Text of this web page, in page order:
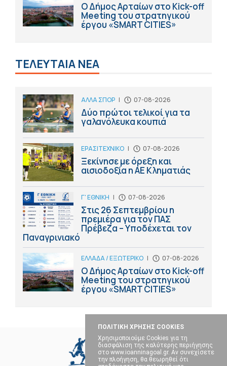
ΠΟΛΙΤΙΚΗ ΧΡΗΣΗΣ COOKIES
Χρησιμοποιούμε Cookies για τη
διασφάλιση της καλύτερης περιήγησης
στο www.ioanninagoal.gr. Αν συνεχίσετε
την πλοήγηση, θα θεωρηθεί ότι
Ο Δήμος Αρταίων στο Kick-off
Meeting του στρατηγικού
έργου «SMART CITIES»
ΤΕΛΕΥΤΑΙΑ ΝΕΑ
ΑΛΛΑ ΣΠΟΡ | 07-08-2026
Δύο πρώτοι τελικοί για τα
γαλανόλευκα κουπιά
ΕΡΑΣΙΤΕΧΝΙΚΟ | 07-08-2026
Ξεκίνησε με όρεξη και
αισιοδοξία η ΑΕ Κληματιάς
Γ' ΕΘΝΙΚΗ | 07-08-2026
Στις 26 Σεπτεμβρίου η
πρεμιέρα για τον ΠΑΣ
Πρέβεζα – Υποδέχεται τον
Παναγρινιακό
ΕΛΛΑΔΑ / ΕΞΩΤΕΡΙΚΟ | 07-08-2026
Ο Δήμος Αρταίων στο Kick-off
Meeting του στρατηγικού
έργου «SMART CITIES»